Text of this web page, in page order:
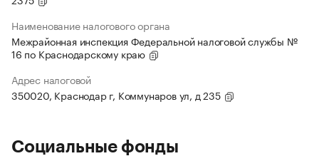
Наименование налогового органа
Межрайонная инспекция Федеральной налоговой службы №
16 по Краснодарскому краю
Адрес налоговой
350020, Краснодар г, Коммунаров ул, д 235
Социальные фонды